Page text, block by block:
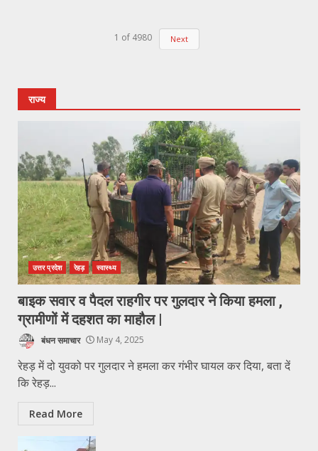
1 of 4980 Next
राज्य
उत्तर प्रदेश रेहड़ स्वास्थ्य
बाइक सवार व पैदल राहगीर पर गुलदार ने किया हमला ,
ग्रामीणों में दहशत का माहौल |
बंधन समाचार May 4, 2025
रेहड़ में दो युवको पर गुलदार ने हमला कर गंभीर घायल कर दिया, बता दें
कि रेहड़...
Read More